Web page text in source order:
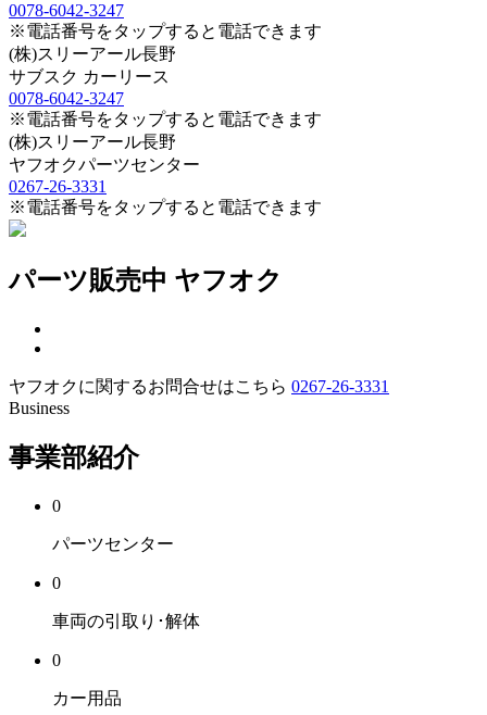
0078-6042-3247
※電話番号をタップすると電話できます
(株)スリーアール長野
サブスク カーリース
0078-6042-3247
※電話番号をタップすると電話できます
(株)スリーアール長野
ヤフオクパーツセンター
0267-26-3331
※電話番号をタップすると電話できます
パーツ販売中 ヤフオク
ヤフオクに関するお問合せはこちら 0267-26-3331
Business
事業部紹介
0
パーツセンター
0
車両の引取り･解体
0
カー用品